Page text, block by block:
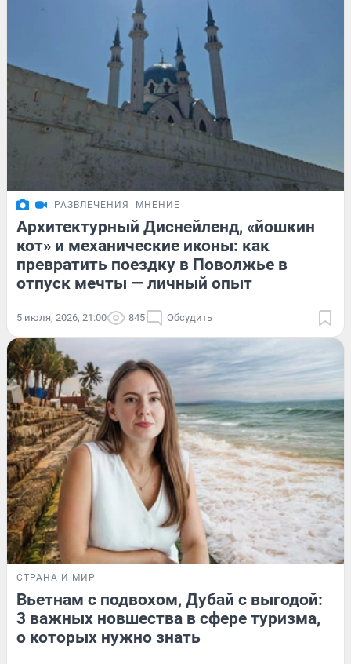
РАЗВЛЕЧЕНИЯ МНЕНИЕ
Архитектурный Диснейленд, «йошкин
кот» и механические иконы: как
превратить поездку в Поволжье в
отпуск мечты — личный опыт
5 июля, 2026, 21:00 845 Обсудить
СТРАНА И МИР
Вьетнам с подвохом, Дубай с выгодой:
3 важных новшества в сфере туризма,
о которых нужно знать